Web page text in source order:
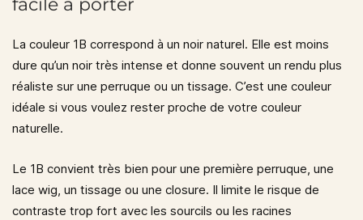
facile à porter
La couleur 1B correspond à un noir naturel. Elle est moins
dure qu’un noir très intense et donne souvent un rendu plus
réaliste sur une perruque ou un tissage. C’est une couleur
idéale si vous voulez rester proche de votre couleur
naturelle.
Le 1B convient très bien pour une première perruque, une
lace wig, un tissage ou une closure. Il limite le risque de
contraste trop fort avec les sourcils ou les racines